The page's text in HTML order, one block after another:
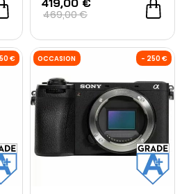
-20 % OCCASION
469,00 €